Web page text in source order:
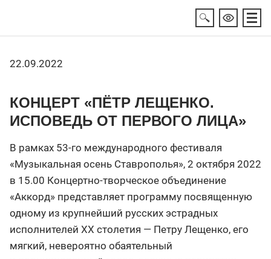
22.09.2022
КОНЦЕРТ «ПЁТР ЛЕЩЕНКО.
ИСПОВЕДЬ ОТ ПЕРВОГО ЛИЦА»
В рамках 53-го международного фестиваля
«Музыкальная осень Ставрополья», 2 октября 2022
в 15.00 Концертно-творческое объединение
«Аккорд» представляет программу посвященную
одному из крупнейший русских эстрадных
исполнителей ХХ столетия — Петру Лещенко, его
мягкий, невероятно обаятельный